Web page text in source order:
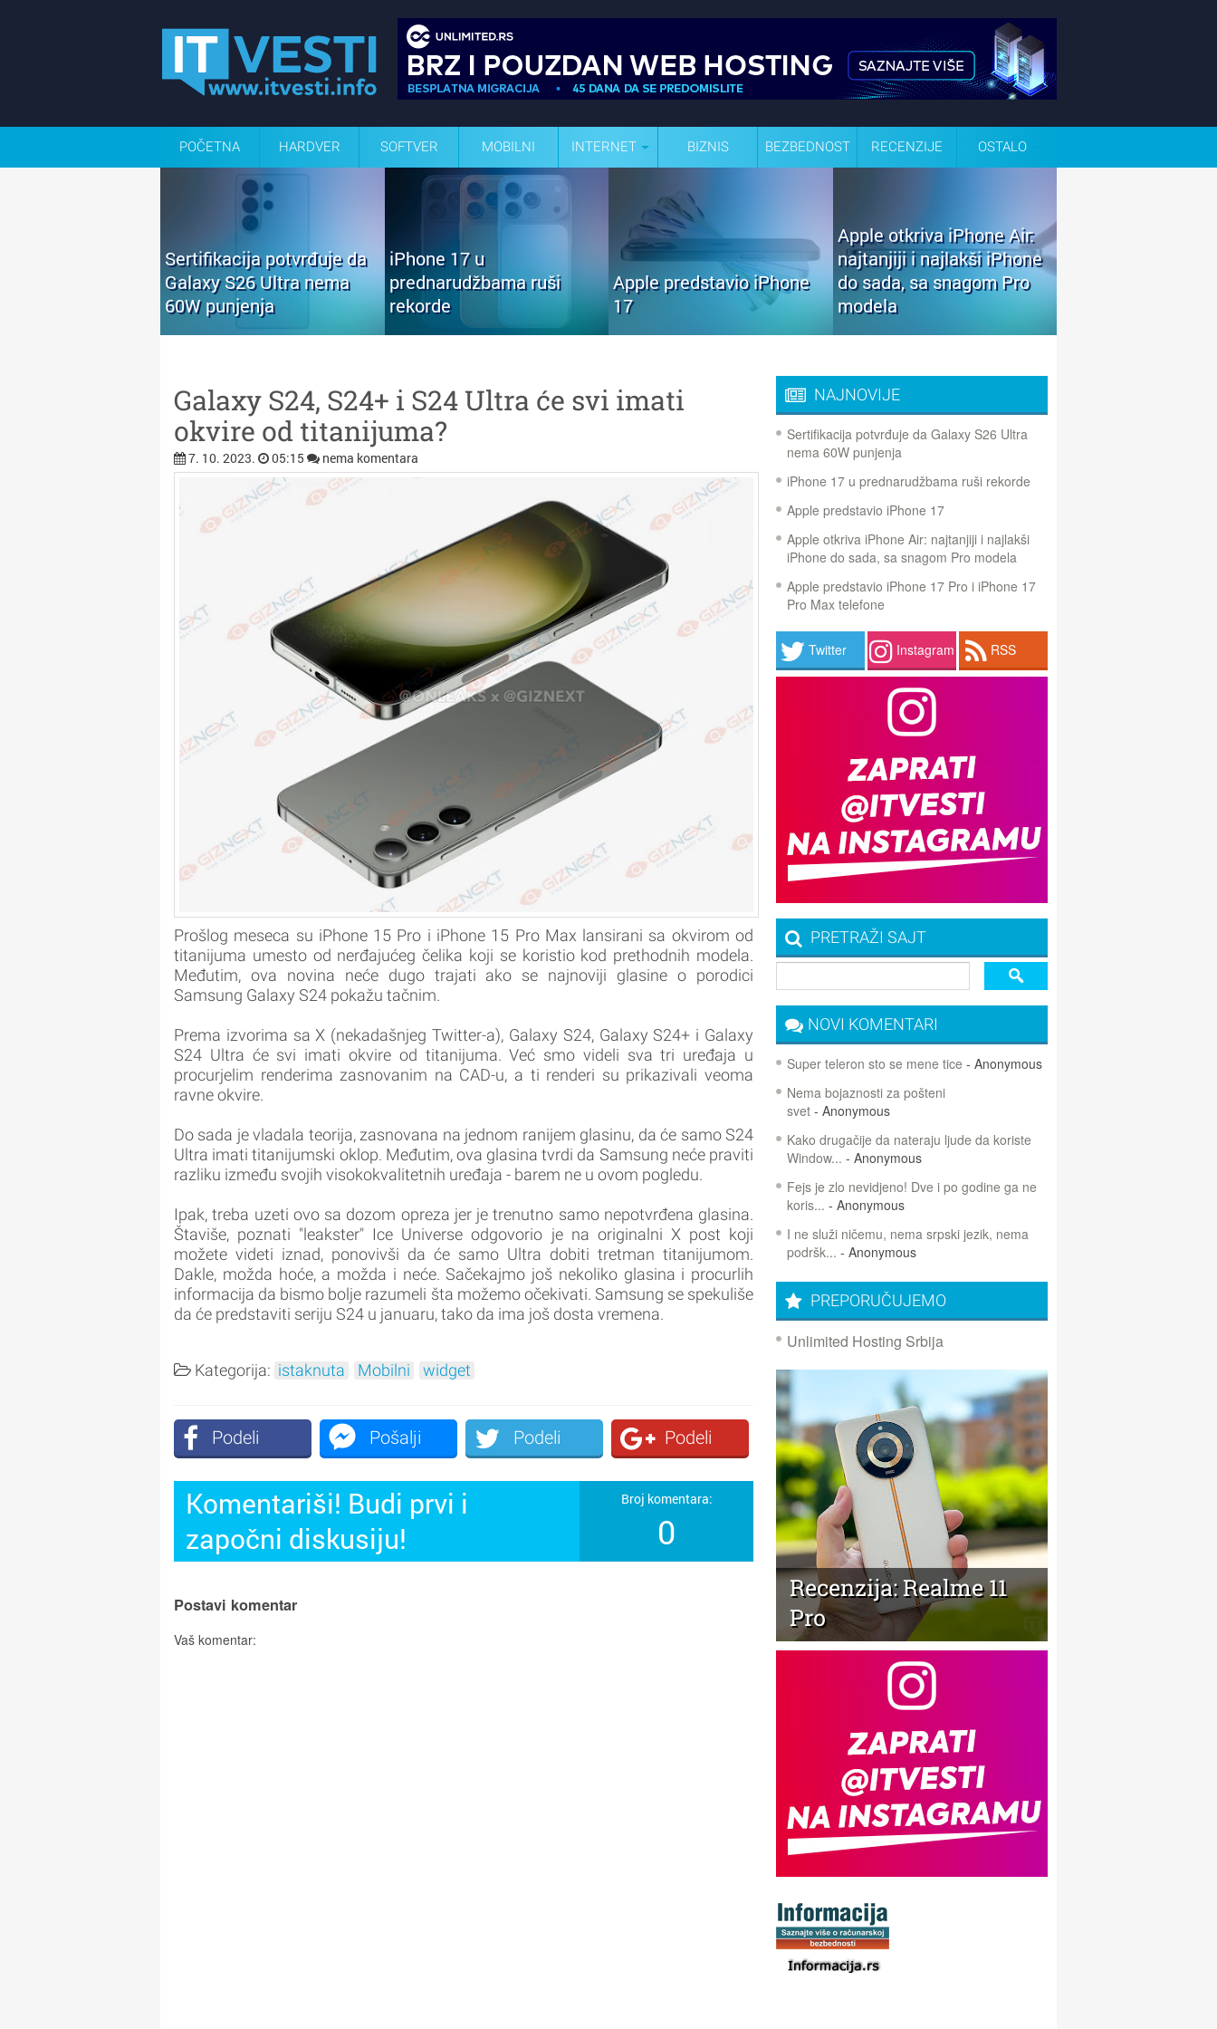
POČETNA HARDVER SOFTVER MOBILNI INTERNET BIZNIS BEZBEDNOST RECENZIJE OSTALO
Sertifikacija potvrđuje da
Galaxy S26 Ultra nema
60W punjenja
iPhone 17 u
prednarudžbama ruši
rekorde
Apple predstavio iPhone
17
Apple otkriva iPhone Air:
najtanjiji i najlakši iPhone
do sada, sa snagom Pro
modela
Galaxy S24, S24+ i S24 Ultra će svi imati
okvire od titanijuma?
7. 10. 2023. 05:15 nema komentara
Prošlog meseca su iPhone 15 Pro i iPhone 15 Pro Max lansirani sa okvirom od
titanijuma umesto od nerđajućeg čelika koji se koristio kod prethodnih modela.
Međutim, ova novina neće dugo trajati ako se najnoviji glasine o porodici
Samsung Galaxy S24 pokažu tačnim.
Prema izvorima sa X (nekadašnjeg Twitter-a), Galaxy S24, Galaxy S24+ i Galaxy
S24 Ultra će svi imati okvire od titanijuma. Već smo videli sva tri uređaja u
procurjelim renderima zasnovanim na CAD-u, a ti renderi su prikazivali veoma
ravne okvire.
Do sada je vladala teorija, zasnovana na jednom ranijem glasinu, da će samo S24
Ultra imati titanijumski oklop. Međutim, ova glasina tvrdi da Samsung neće praviti
razliku između svojih visokokvalitetnih uređaja - barem ne u ovom pogledu.
Ipak, treba uzeti ovo sa dozom opreza jer je trenutno samo nepotvrđena glasina.
Štaviše, poznati "leakster" Ice Universe odgovorio je na originalni X post koji
možete videti iznad, ponovivši da će samo Ultra dobiti tretman titanijumom.
Dakle, možda hoće, a možda i neće. Sačekajmo još nekoliko glasina i procurlih
informacija da bismo bolje razumeli šta možemo očekivati. Samsung se spekuliše
da će predstaviti seriju S24 u januaru, tako da ima još dosta vremena.
Kategorija: istaknuta Mobilni widget
Podeli Pošalji Podeli Podeli
Komentariši! Budi prvi i
započni diskusiju!
Broj komentara:
0
Postavi komentar
Vaš komentar:
NAJNOVIJE
Sertifikacija potvrđuje da Galaxy S26 Ultra
nema 60W punjenja
iPhone 17 u prednarudžbama ruši rekorde
Apple predstavio iPhone 17
Apple otkriva iPhone Air: najtanjiji i najlakši
iPhone do sada, sa snagom Pro modela
Apple predstavio iPhone 17 Pro i iPhone 17
Pro Max telefone
Twitter Instagram RSS
PRETRAŽI SAJT
NOVI KOMENTARI
Super teleron sto se mene tice - Anonymous
Nema bojaznosti za pošteni
svet - Anonymous
Kako drugačije da nateraju ljude da koriste
Window... - Anonymous
Fejs je zlo nevidjeno! Dve i po godine ga ne
koris... - Anonymous
I ne služi ničemu, nema srpski jezik, nema
podršk... - Anonymous
PREPORUČUJEMO
Unlimited Hosting Srbija
Recenzija: Realme 11
Pro